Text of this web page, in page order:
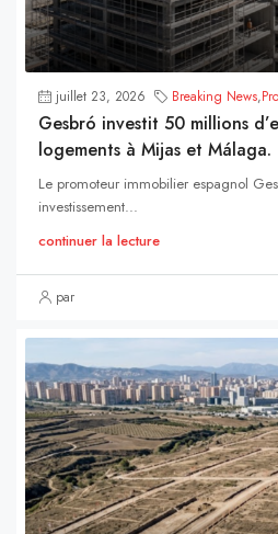
juillet 23, 2026 Breaking News,
Gesbró investit 50 millions
logements à Mijas et Málaga.
Le promoteur immobilier espagnol
investissement...
continuer la lecture
par